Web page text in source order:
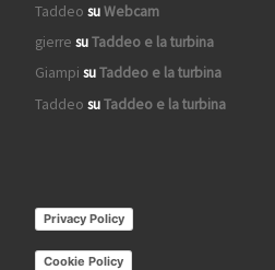
Taddeo suWebcam
gierre suTaddeo e la turbina
Giampi suTaddeo e la turbina
Taddeo suTaddeo e la turbina
Privacy Policy
Cookie Policy